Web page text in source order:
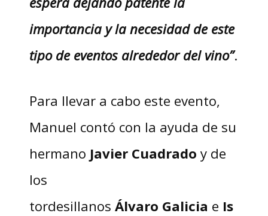
importancia y la necesidad de este
tipo de eventos alrededor del vino”.
Para llevar a cabo este evento,
Manuel contó con la ayuda de su
hermano Javier Cuadrado y de
los
tordesillanos Álvaro Galicia e Is